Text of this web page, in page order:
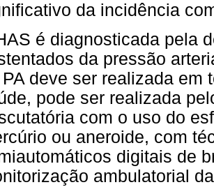
da incidência
é diagnosticada pela
da pressão
deve ser realizada em
pode ser realizada
com o uso do
ou aneroide, com
digitais de
ambulatorial